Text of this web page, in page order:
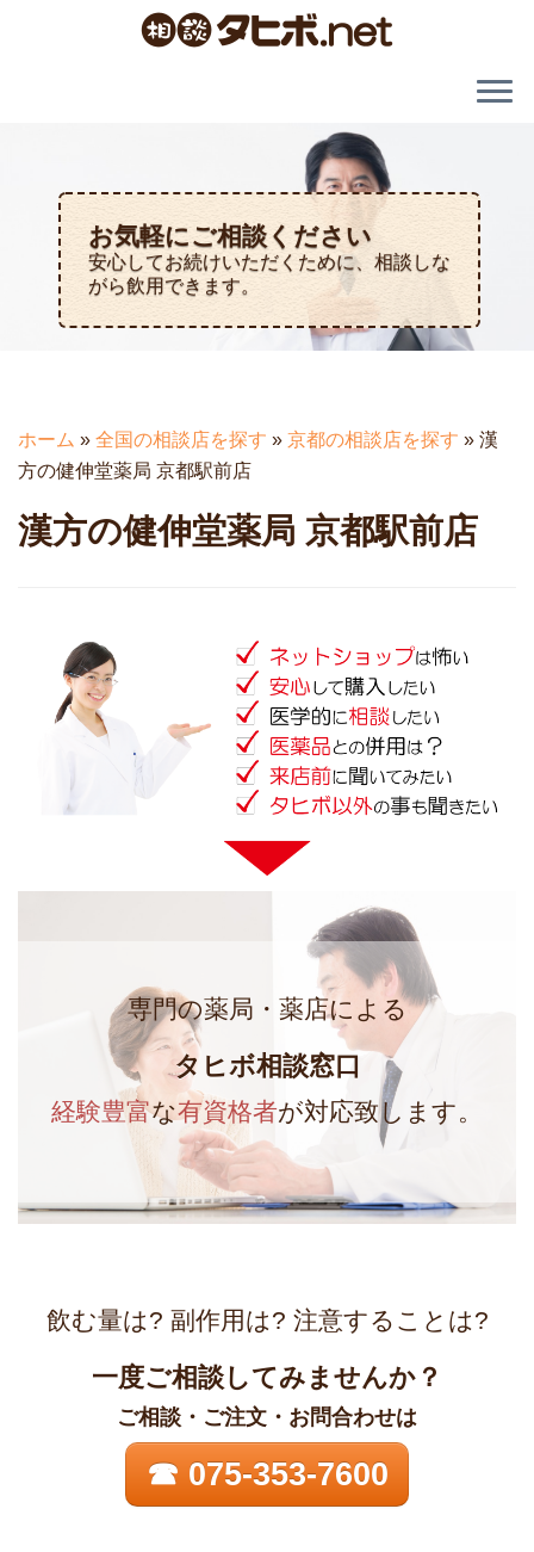
お気軽にご相談ください
安心してお続けいただくために、相談しな
がら飲用できます。
ホーム » 全国の相談店を探す » 京都の相談店を探す » 漢
方の健伸堂薬局 京都駅前店
漢方の健伸堂薬局 京都駅前店
専門の薬局・薬店による
タヒボ相談窓口
経験豊富な有資格者が対応致します。
飲む量は? 副作用は? 注意することは?
一度ご相談してみませんか？
ご相談・ご注文・お問合わせは
☎ 075-353-7600